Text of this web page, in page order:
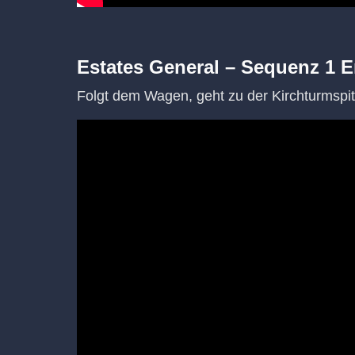
Estates General – Sequenz 1
Folgt dem Wagen, geht zu der